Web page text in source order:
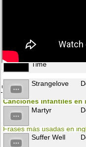
Time
Strangelove
Martyr
Suffer Well
Otros recursos para
Canciones infantiles en
Flashcards
Frases más usadas en
Gramática